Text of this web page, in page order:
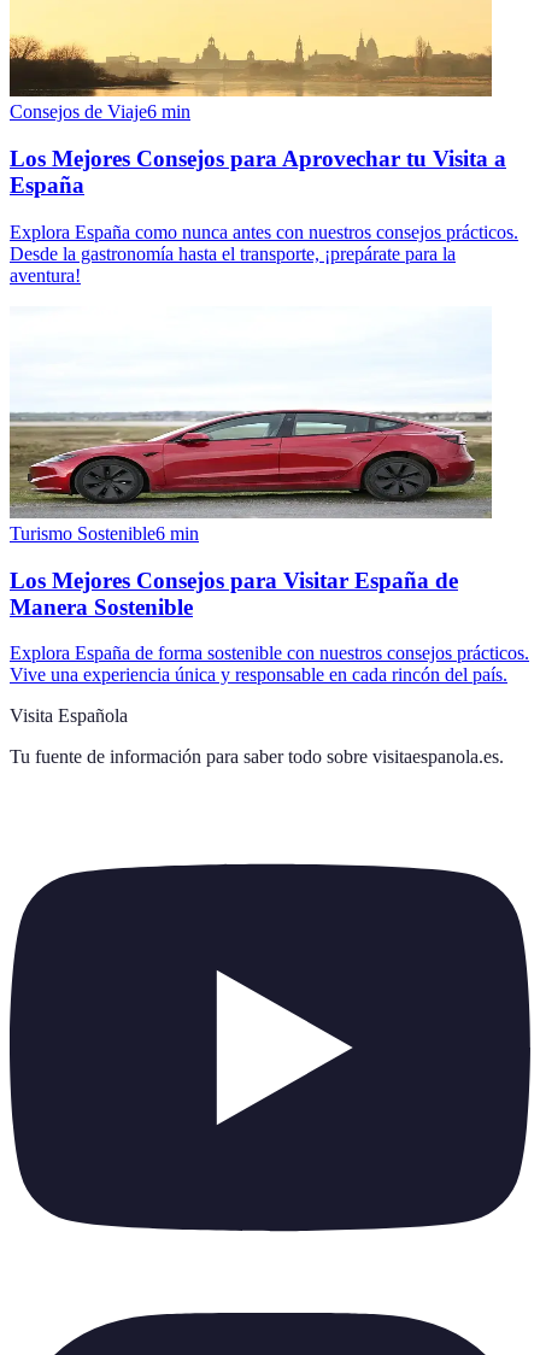
Consejos de Viaje6 min
Los Mejores Consejos para Aprovechar tu Visita a
España
Explora España como nunca antes con nuestros consejos prácticos.
Desde la gastronomía hasta el transporte, ¡prepárate para la
aventura!
Turismo Sostenible6 min
Los Mejores Consejos para Visitar España de
Manera Sostenible
Explora España de forma sostenible con nuestros consejos prácticos.
Vive una experiencia única y responsable en cada rincón del país.
Visita Española
Tu fuente de información para saber todo sobre visitaespanola.es.